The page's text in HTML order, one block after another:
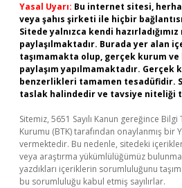
Yasal Uyarı: Bu internet sitesi,
veya şahıs şirketi ile hiçbir
Sitede yalnızca kendi
paylaşılmaktadır. Burada yer alan
taşımamakta olup, gerçek kurum
paylaşım yapılmamaktadır.
benzerlikleri tamamen tesadüfidir.
taslak halindedir ve tavsiye niteliği
Sitemiz, 5651 Sayılı Kanun gereğince
Kurumu (BTK) tarafından onaylanmış bir
vermektedir. Bu nedenle, sitedeki
veya araştırma yükümlülüğümüz
yazdıkları içeriklerin sorumluluğunu
bu sorumluluğu kabul etmiş sayılırlar.